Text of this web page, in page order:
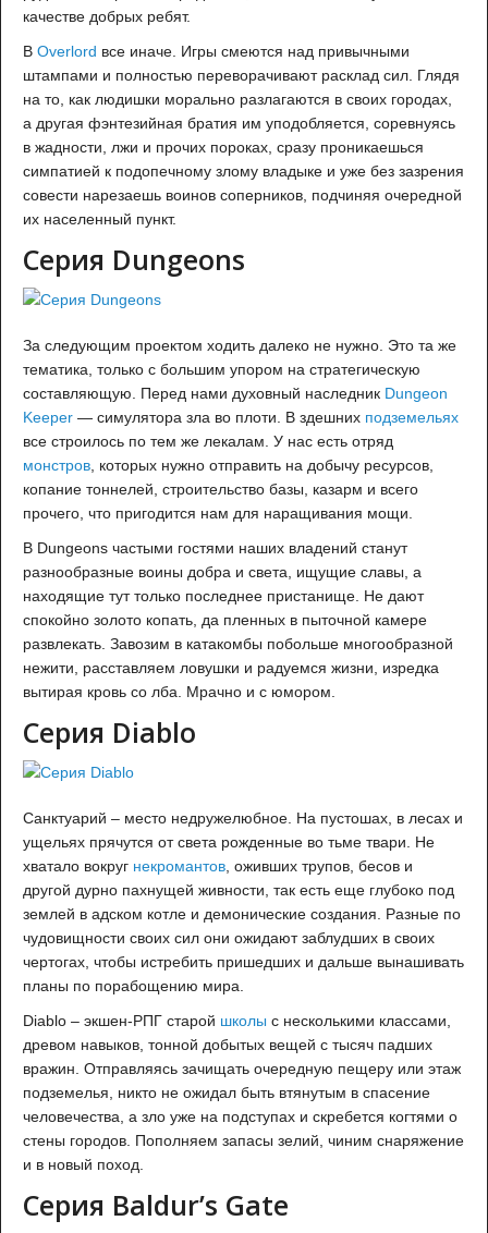
качестве добрых ребят.
ВOverlord все иначе. Игры смеются над привычными
штампами и полностью переворачивают расклад сил. Глядя
на то, как людишки морально разлагаются в своих городах,
а другая фэнтезийная братия им уподобляется, соревнуясь
в жадности, лжи и прочих пороках, сразу проникаешься
симпатией к подопечному злому владыке и уже без зазрения
совести нарезаешь воинов соперников, подчиняя очередной
их населенный пункт.
Cерия Dungeons
За следующим проектом ходить далеко не нужно. Это та же
тематика, только с большим упором на стратегическую
составляющую. Перед нами духовный наследник Dungeon
Keeper — симулятора зла во плоти. В здешних подземельях
все строилось по тем же лекалам. У нас есть отряд
монстров , которых нужно отправить на добычу ресурсов,
копание тоннелей, строительство базы, казарм и всего
прочего, что пригодится нам для наращивания мощи.
В Dungeons частыми гостями наших владений станут
разнообразные воины добра и света, ищущие славы, а
находящие тут только последнее пристанище. Не дают
спокойно золото копать, да пленных в пыточной камере
развлекать. Завозим в катакомбы побольше многообразной
нежити, расставляем ловушки и радуемся жизни, изредка
вытирая кровь со лба. Мрачно и с юмором.
Серия Diablo
Санктуарий – место недружелюбное. На пустошах, в лесах и
ущельях прячутся от света рожденные во тьме твари. Не
хватало вокруг некромантов , оживших трупов, бесов и
другой дурно пахнущей живности, так есть еще глубоко под
землей в адском котле и демонические создания. Разные по
чудовищности своих сил они ожидают заблудших в своих
чертогах, чтобы истребить пришедших и дальше вынашивать
планы по порабощению мира.
Diablo – экшен-РПГ старой школы с несколькими классами,
древом навыков, тонной добытых вещей с тысяч падших
вражин. Отправляясь зачищать очередную пещеру или этаж
подземелья, никто не ожидал быть втянутым в спасение
человечества, а зло уже на подступах и скребется когтями о
стены городов. Пополняем запасы зелий, чиним снаряжение
и в новый поход.
Cерия Baldur’s Gate